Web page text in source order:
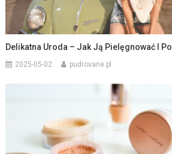
Delikatna Uroda – Jak Ją Pielęgnować I
2025-05-02 pudrovane.pl